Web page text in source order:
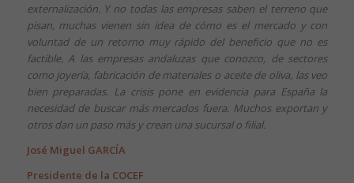
externalización. Y no todas las empresas saben el terreno que
pisan, muchas vienen sin idea de cómo es el mercado y con
voluntad de un retorno muy rápido del beneficio que no es
factible. A las empresas andaluzas que conozco, de sectores
como joyería, fabricación de materiales o aceite de oliva, las veo
bien preparadas. La crisis pone en evidencia para España la
necesidad de buscar más mercados fuera. Muchos exportan y
otros dan un paso más y crean una sucursal o filial.
José Miguel GARCÍA
Presidente de la COCEF